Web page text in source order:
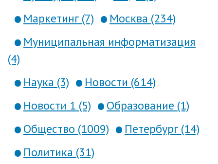
Маркетинг (7)
Москва (234)
Муниципальная информатизация
(4)
Наука (3)
Новости (614)
Новости 1 (5)
Образование (1)
Общество (1009)
Петербург (14)
Политика (31)